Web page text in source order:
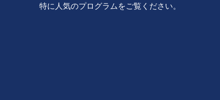
特に人気のプログラムをご覧ください。